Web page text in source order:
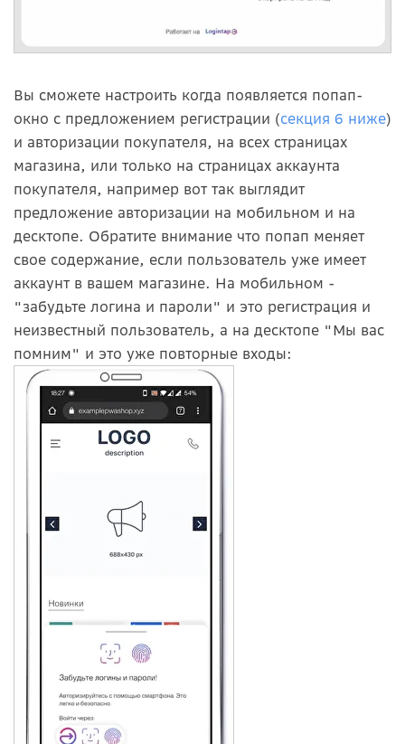
Вы сможете настроить когда появляется попап-
окно с предложением регистрации (секция 6 ниже)
и авторизации покупателя, на всех страницах
магазина, или только на страницах аккаунта
покупателя, например вот так выглядит
предложение авторизации на мобильном и на
десктопе. Обратите внимание что попап меняет
свое содержание, если пользователь уже имеет
аккаунт в вашем магазине. На мобильном -
"забудьте логина и пароли" и это регистрация и
неизвестный пользователь, а на десктопе "Мы вас
помним" и это уже повторные входы: